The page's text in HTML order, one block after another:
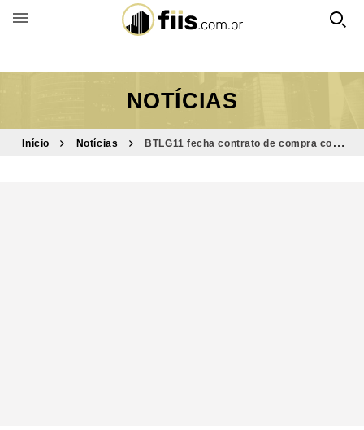
BUSCAR POR FUNDO
NOTÍCIAS
Início Notícias
BTLG11 fecha contrato de compra com